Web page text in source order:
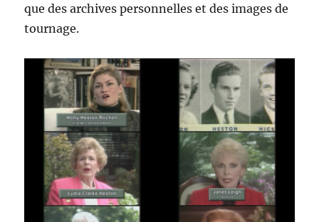
que des archives personnelles et des images de
tournage.